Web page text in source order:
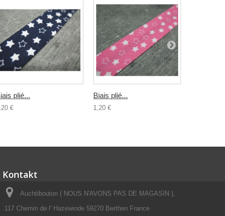
plié...
€
Biais plié...
1,20 €
Kontakt
Auchtibouton ( NOUS N'AVONS PAS DE MAGASIN ),
117 Chemin de l' Hazewinde 59270 Berthen France